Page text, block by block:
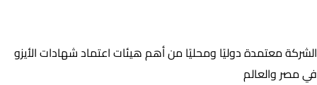
الشركة معتمدة دوليًا ومحليًا من أهم هيئات اعتماد شهادات الأيزو
في مصر والعالم